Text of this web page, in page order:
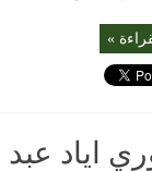
»
اياد